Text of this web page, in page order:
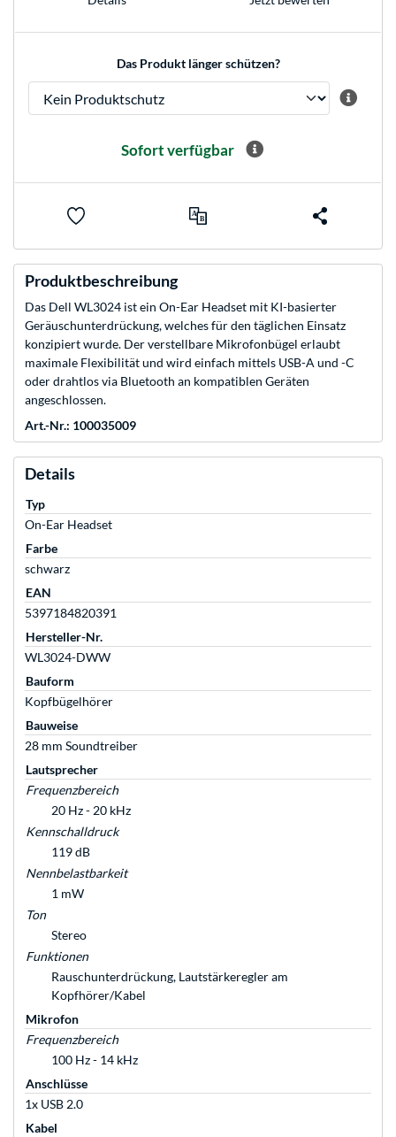
Das Produkt länger schützen?
Sofort verfügbar
Produktbeschreibung
Das Dell WL3024 ist ein On-Ear Headset mit KI-basierter
Geräuschunterdrückung, welches für den täglichen Einsatz
konzipiert wurde. Der verstellbare Mikrofonbügel erlaubt
maximale Flexibilität und wird einfach mittels USB-A und -C
oder drahtlos via Bluetooth an kompatiblen Geräten
angeschlossen.
Art.-Nr.: 100035009
Details
Typ
On-Ear Headset
Farbe
schwarz
EAN
5397184820391
Hersteller-Nr.
WL3024-DWW
Bauform
Kopfbügelhörer
Bauweise
28 mm Soundtreiber
Lautsprecher
Frequenzbereich
20 Hz - 20 kHz
Kennschalldruck
119 dB
Nennbelastbarkeit
1 mW
Ton
Stereo
Funktionen
Rauschunterdrückung, Lautstärkeregler am
Kopfhörer/Kabel
Mikrofon
Frequenzbereich
100 Hz - 14 kHz
Anschlüsse
1x USB 2.0
Kabel